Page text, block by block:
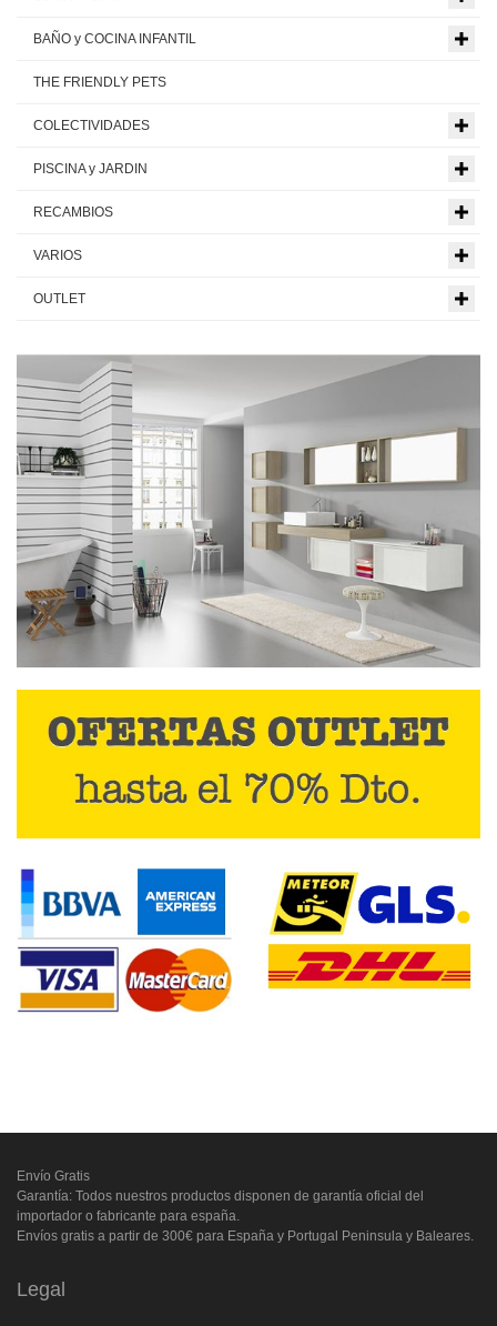
BAÑO y COCINA INFANTIL
THE FRIENDLY PETS
COLECTIVIDADES
PISCINA y JARDIN
RECAMBIOS
VARIOS
OUTLET
Envío Gratis
Garantía: Todos nuestros productos disponen de garantía oficial del
importador o fabricante para españa.
Envíos gratis a partir de 300€ para España y Portugal Peninsula y Baleares.
Legal